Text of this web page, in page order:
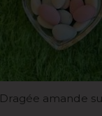
Dragée amande